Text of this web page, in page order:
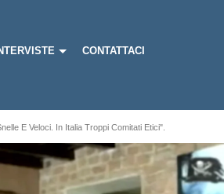
CONTATTACI
E Veloci. In Italia Troppi Comitati Etici".